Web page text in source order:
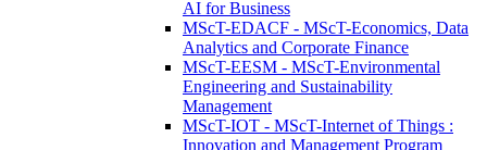
AI for Business
MScT-EDACF - MScT-Economics, Data
Analytics and Corporate Finance
MScT-EESM - MScT-Environmental
Engineering and Sustainability
Management
MScT-IOT - MScT-Internet of Things :
Innovation and Management Program